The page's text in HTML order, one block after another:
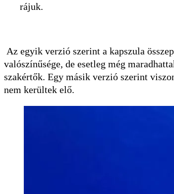
rájuk.
Az egyik verzió szerint a kapszula
valószínűsége, de esetleg még
szakértők. Egy másik verzió szerint
nem kerültek elő.